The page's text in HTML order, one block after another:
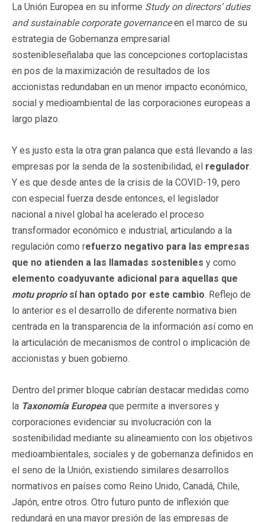
La Unión Europea en su informe Study on directors’ duties
and sustainable corporate governanceen el marco de su
estrategia de Gobernanza empresarial
sostenibleseñalaba que las concepciones cortoplacistas
en pos de la maximización de resultados de los
accionistas redundaban en un menor impacto económico,
social y medioambiental de las corporaciones europeas a
largo plazo.
Y es justo esta la otra gran palanca que está llevando a las
empresas por la senda de la sostenibilidad, el regulador.
Y es que desde antes de la crisis de la COVID-19, pero
con especial fuerza desde entonces, el legislador
nacional a nivel global ha acelerado el proceso
transformador económico e industrial, articulando a la
regulación como refuerzo negativo para las empresas
que no atienden a las llamadas sostenibles y como
elemento coadyuvante adicional para aquellas que
motu proprio sí han optado por este cambio. Reflejo de
lo anterior es el desarrollo de diferente normativa bien
centrada en la transparencia de la información así como en
la articulación de mecanismos de control o implicación de
accionistas y buen gobierno.
Dentro del primer bloque cabrían destacar medidas como
la Taxonomía Europeaque permite a inversores y
corporaciones evidenciar su involucración con la
sostenibilidad mediante su alineamiento con los objetivos
medioambientales, sociales y de gobernanza definidos en
el seno de la Unión, existiendo similares desarrollos
normativos en países como Reino Unido, Canadá, Chile,
Japón, entre otros. Otro futuro punto de inflexión que
redundará en una mayor presión de las empresas de